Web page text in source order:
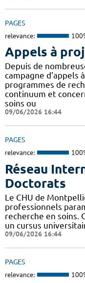
PAGES
relevance:
Appels à
Depuis de
campagne d'appels
programmes de
continuum et
soins ou
09/06/2026 16:44
PAGES
relevance:
Réseau
Doctorats
Le CHU de
professionnels
recherche en soins.
un cursus
09/06/2026 16:44
PAGES
relevance: